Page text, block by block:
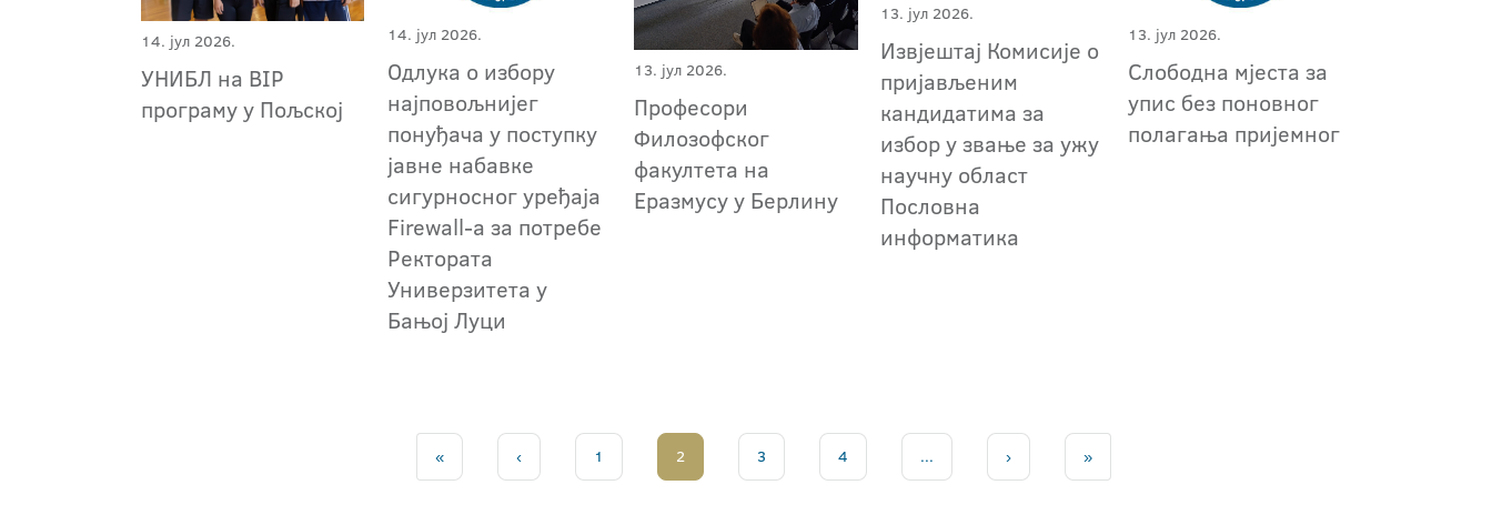
14. јул 2026.
УНИБЛ на BIP
програму у Пољској
14. јул 2026.
Oдлука о избору
најповољнијег
понуђача у поступку
јавне набавке
сигурносног уређаја
Firewall-a за потребе
Ректората
Универзитета у
Бањој Луци
13. јул 2026.
Професори
Филозофског
факултета на
Еразмусу у Берлину
13. јул 2026.
Извјештај Комисије о
пријављеним
кандидатима за
избор у звање за ужу
научну област
Пословна
информатика
13. јул 2026.
Слободна мјеста за
упис без поновног
полагања пријемног
« ‹ 1 2 3 4 ... › »